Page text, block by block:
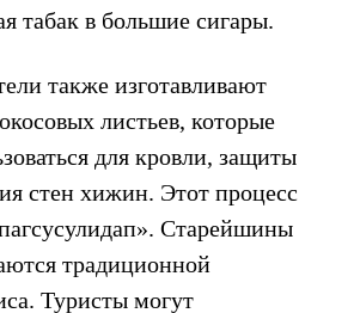
табак в большие сигары.
также изготавливают
листьев, которые
для кровли, защиты
стен хижин. Этот процесс
Старейшины
традиционной
Туристы могут